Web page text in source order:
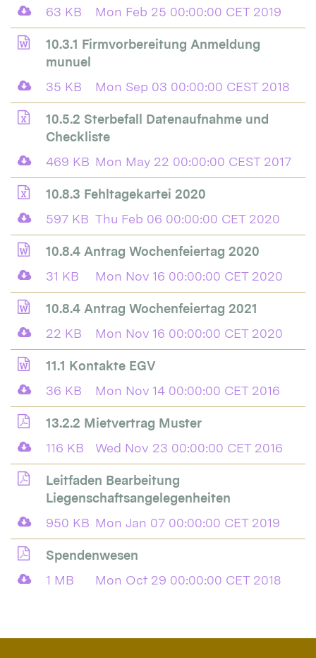
63 KB
Mon Feb 25 00:00:00 CET 2019
10.3.1 Firmvorbereitung Anmeldung
munuel
35 KB
Mon Sep 03 00:00:00 CEST 2018
10.5.2 Sterbefall Datenaufnahme und
Checkliste
469 KB Mon May 22 00:00:00 CEST 2017
10.8.3 Fehltagekartei 2020
597 KB Thu Feb 06 00:00:00 CET 2020
10.8.4 Antrag Wochenfeiertag 2020
31 KB
Mon Nov 16 00:00:00 CET 2020
10.8.4 Antrag Wochenfeiertag 2021
22 KB
Mon Nov 16 00:00:00 CET 2020
11.1 Kontakte EGV
36 KB
Mon Nov 14 00:00:00 CET 2016
13.2.2 Mietvertrag Muster
116 KB
Wed Nov 23 00:00:00 CET 2016
Leitfaden Bearbeitung
Liegenschaftsangelegenheiten
950 KB Mon Jan 07 00:00:00 CET 2019
Spendenwesen
1 MB
Mon Oct 29 00:00:00 CET 2018